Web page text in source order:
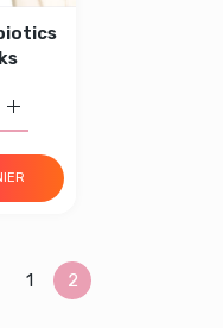
Augmenter la quantité
quantité de LACTO-FIT
1 2